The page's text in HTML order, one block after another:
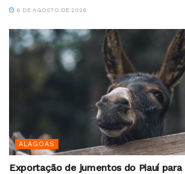
6 DE AGOSTO DE 2026
ALAGOAS
Exportação de jumentos do Piauí para